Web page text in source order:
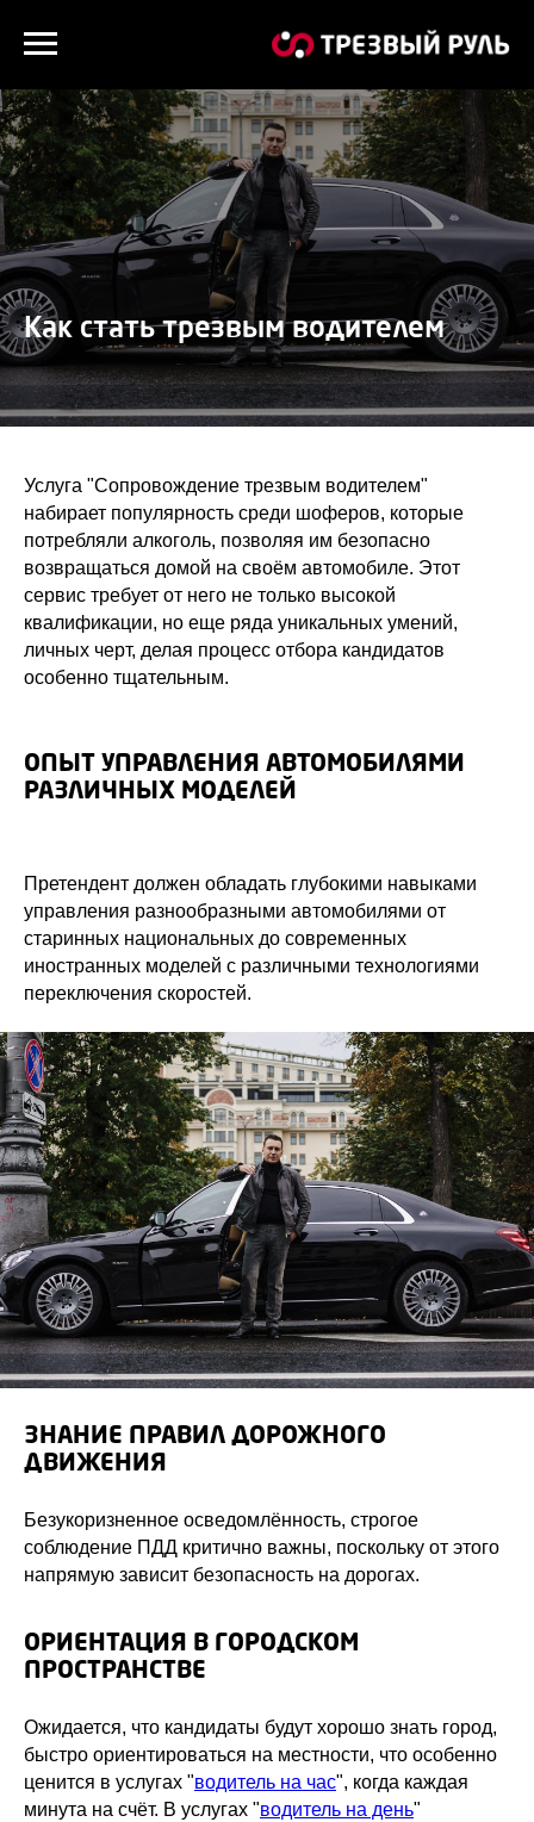
Как стать трезвым водителем
Услуга "Сопровождение трезвым водителем"
набирает популярность среди шоферов, которые
потребляли алкоголь, позволяя им безопасно
возвращаться домой на своём автомобиле. Этот
сервис требует от него не только высокой
квалификации, но еще ряда уникальных умений,
личных черт, делая процесс отбора кандидатов
особенно тщательным.
ОПЫТ УПРАВЛЕНИЯ АВТОМОБИЛЯМИ
РАЗЛИЧНЫХ МОДЕЛЕЙ
Претендент должен обладать глубокими навыками
управления разнообразными автомобилями от
старинных национальных до современных
иностранных моделей с различными технологиями
переключения скоростей.
ЗНАНИЕ ПРАВИЛ ДОРОЖНОГО
ДВИЖЕНИЯ
Безукоризненное осведомлённость, строгое
соблюдение ПДД критично важны, поскольку от этого
напрямую зависит безопасность на дорогах.
ОРИЕНТАЦИЯ В ГОРОДСКОМ
ПРОСТРАНСТВЕ
Ожидается, что кандидаты будут хорошо знать город,
быстро ориентироваться на местности, что особенно
ценится в услугах "водитель на час", когда каждая
минута на счёт. В услугах "водитель на день"